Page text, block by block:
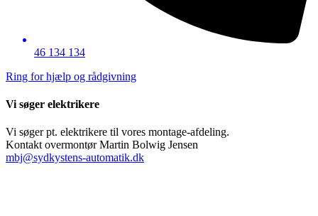
46 134 134
Ring for hjælp og rådgivning
Vi søger elektrikere
Vi søger pt. elektrikere til vores montage-afdeling.
​Kontakt overmontør Martin Bolwig Jensen
mbj@sydkystens-automatik.dk